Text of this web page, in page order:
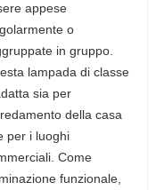
appese
o
in gruppo.
lampada di classe
sia per
della casa
per i luoghi
Come
funzionale,